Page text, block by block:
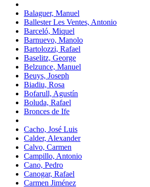
Balaguer, Manuel
Ballester Les Ventes, Antonio
Barceló, Miquel
Barnuevo, Manolo
Bartolozzi, Rafael
Baselitz, George
Belzunce, Manuel
Beuys, Joseph
Biadiu, Rosa
Bofarull, Agustín
Boluda, Rafael
Bronces de Ife
Cacho, José Luis
Calder, Alexander
Calvo, Carmen
Campillo, Antonio
Cano, Pedro
Canogar, Rafael
Carmen Jiménez